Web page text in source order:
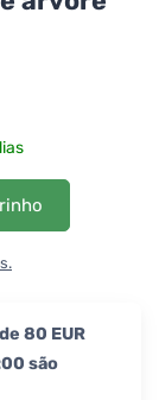
80 EUR
são